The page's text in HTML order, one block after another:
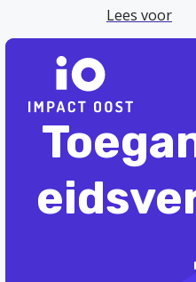
Lees voor